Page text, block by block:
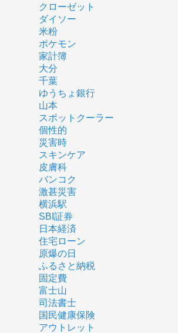
クローゼット
ダイソー
米粉
ポケモン
家計簿
大分
千葉
ゆうちょ銀行
山本
スポットクーラー
個性的
災害時
スキンケア
皮膚科
バンコク
激甚災害
横浜駅
SBI証券
日本経済
住宅ローン
原爆の日
ふるさと納税
固定費
富士山
司法書士
国民健康保険
アウトレット